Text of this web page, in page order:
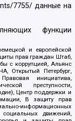
7755/ данные на
функции
и европейской
прав граждан Штаб,
с коррупцией, Альянс
Открытый Петербург,
инициатива,
преступности,
Центр поддержки и
В защиту прав
информационных
социальных движений,